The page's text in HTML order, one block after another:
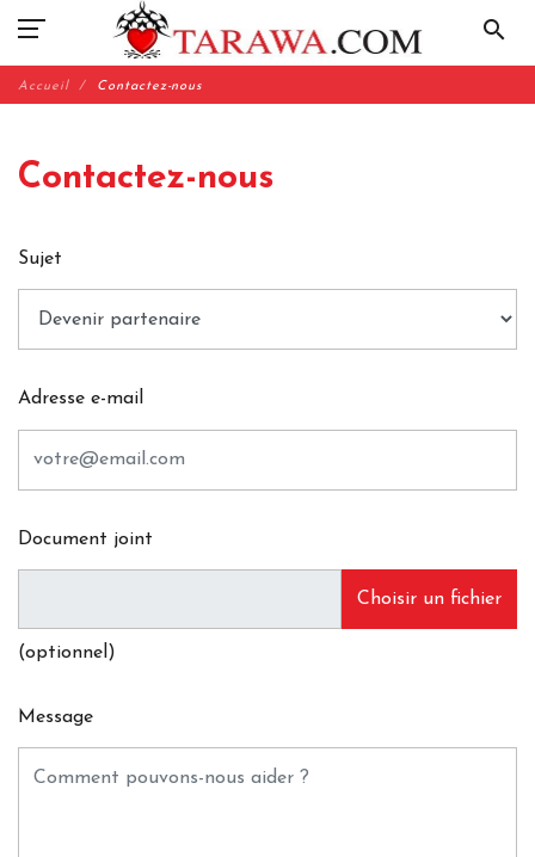
search
Accueil Contactez-nous
Contactez-nous
Sujet
Adresse e-mail
Document joint
Choisir un fichier
(optionnel)
Message